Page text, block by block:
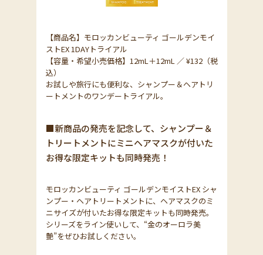
【商品名】モロッカンビューティ ゴールデンモイ
ストEX 1DAYトライアル
【容量・希望小売価格】12mL＋12mL ／ ¥132（税
込）
お試しや旅行にも便利な、シャンプー＆ヘアトリ
ートメントのワンデートライアル。
■新商品の発売を記念して、シャンプー＆
トリートメントにミニヘアマスクが付いた
お得な限定キットも同時発売！
モロッカンビューティ ゴールデンモイストEX シャ
ンプー・ヘアトリートメントに、ヘアマスクのミ
ニサイズが付いたお得な限定キットも同時発売。
シリーズをライン使いして、“金のオーロラ美
艶”をぜひお試しください。